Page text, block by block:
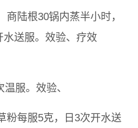
陆根30锅内蒸半小时，
送服。效验、疗效
服。效验、
粉每服5克，日3次开水送